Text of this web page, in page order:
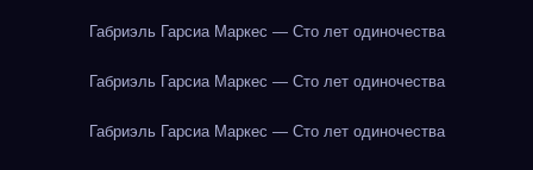
Габриэль Гарсиа Маркес — Сто лет одиночества
Габриэль Гарсиа Маркес — Сто лет одиночества
Габриэль Гарсиа Маркес — Сто лет одиночества